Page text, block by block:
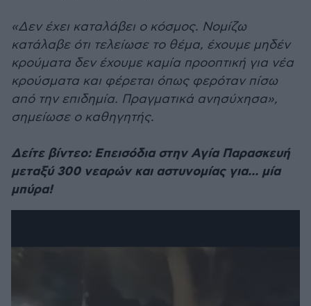
«Δεν έχει καταλάβει ο κόσμος. Νομίζω
κατάλαβε ότι τελείωσε το θέμα, έχουμε μηδέν
κρούματα δεν έχουμε καμία προοπτική για νέα
κρούσματα και φέρεται όπως φερόταν πίσω
από την επιδημία. Πραγματικά ανησύχησα»,
σημείωσε ο καθηγητής.
Δείτε βίντεο: Επεισόδια στην Αγία Παρασκευή
μεταξύ 300 νεαρών και αστυνομίας για... μία
μπύρα!